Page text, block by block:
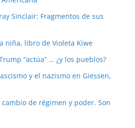
Sinclair: Fragmentos de sus
niña, libro de Violeta Kiwe
“actúa” … ¿y los pueblos?
y el nazismo en Giessen,
de régimen y poder. Son